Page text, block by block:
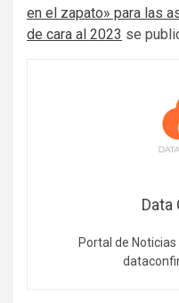
en el zapato» para las
de cara al 2023 se
Data
Portal de Noticias